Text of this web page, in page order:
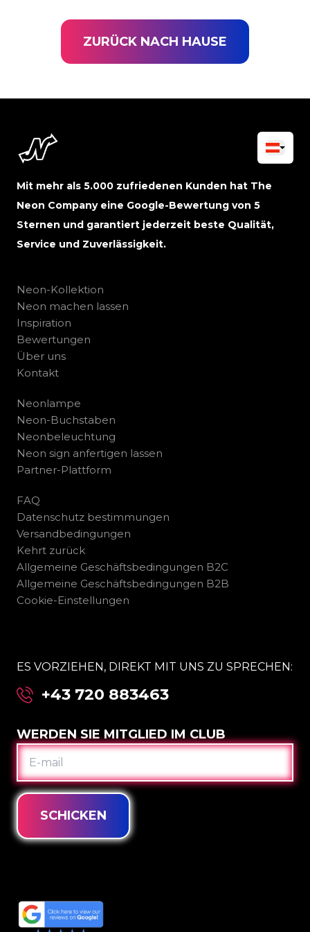
ZURÜCK NACH HAUSE
Mit mehr als 5.000 zufriedenen Kunden hat The
Neon Company eine Google-Bewertung von 5
Sternen und garantiert jederzeit beste Qualität,
Service und Zuverlässigkeit.
Neon-Kollektion
Neon machen lassen
Inspiration
Bewertungen
Über uns
Kontakt
Neonlampe
Neon-Buchstaben
Neonbeleuchtung
Neon sign anfertigen lassen
Partner-Plattform
FAQ
Datenschutz bestimmungen
Versandbedingungen
Kehrt zurück
Allgemeine Geschäftsbedingungen B2C
Allgemeine Geschäftsbedingungen B2B
Cookie-Einstellungen
ES VORZIEHEN, DIREKT MIT UNS ZU SPRECHEN:
+43 720 883463
WERDEN SIE MITGLIED IM CLUB
E-
MAIL
SCHICKEN